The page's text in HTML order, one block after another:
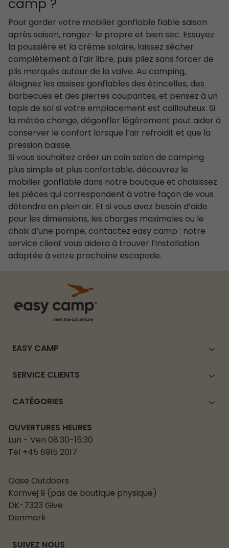
camp ?
Pour garder votre mobilier gonflable fiable saison
après saison, rangez-le propre et bien sec. Essuyez
la poussière et la crème solaire, laissez sécher
complètement à l’air libre, puis pliez sans forcer de
plis marqués autour de la valve. Au camping,
éloignez les assises gonflables des étincelles, des
barbecues et des pierres coupantes, et pensez à un
tapis de sol si votre emplacement est caillouteux. Si
la météo change, dégonfler légèrement peut aider à
conserver le confort lorsque l’air refroidit et que la
pression baisse.
Si vous souhaitez créer un coin salon de camping
plus simple et plus confortable, découvrez le
mobilier gonflable dans notre boutique et choisissez
les pièces qui correspondent à votre façon de vous
détendre en plein air. Et si vous avez besoin d’aide
pour les dimensions, les charges maximales ou le
choix d’une pompe, contactez easy camp : notre
service client vous aidera à trouver l’installation
adaptée à votre prochaine escapade.
EASY CAMP
SERVICE CLIENTS
CATÉGORIES
OUVERTURES HEURES
Lun - Ven 08:30-15:30
Tel +45 6915 2017
Oase Outdoors
Kornvej 9 (pas de boutique physique)
DK-7323 Give
Denmark
SUIVEZ NOUS